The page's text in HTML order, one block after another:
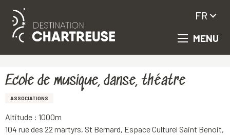
Aller
principal
MENU
FR
Ecole de musique, danse, théatre
ASSOCIATIONS
Altitude : 1000m
104 rue des 22 martyrs, St Bernard, Espace Culturel Saint Benoit,